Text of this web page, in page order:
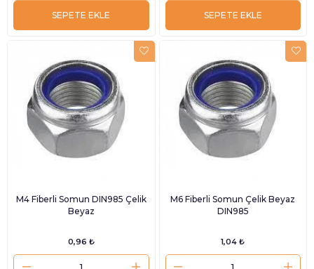
SEPETE EKLE SEPETE EKLE
M4 Fiberli Somun DIN985 Çelik
Beyaz
0,96 ₺
M6 Fiberli Somun Çelik Beyaz
DIN985
1,04 ₺